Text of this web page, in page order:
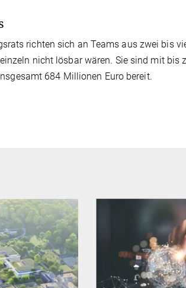
richten sich an Teams aus zwei bis
nicht lösbar wären. Sie sind mit bis
684 Millionen Euro bereit.